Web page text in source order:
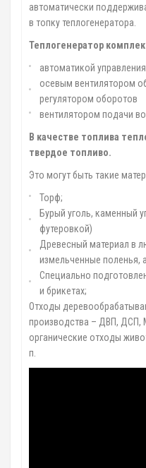
автоматически
в топку теплогенератора.
Теплогенератор
автоматикой управления
осевым вентилятором
регулятором оборотов
вентилятором подачи
В качестве топлива
твердое топливо.
Это могут быть такие
Торф;
Бурый уголь, каменный
футеровкой)
Древесный материал в
измельченные поленья,
Специально
и брикетах;
Отходы
производства – ДВП, ДСП,
органические отходы
п.